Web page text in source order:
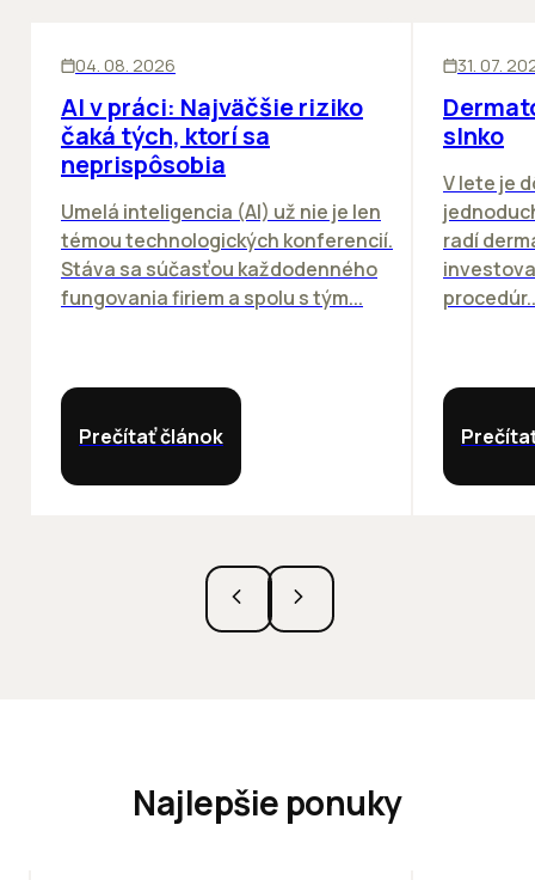
04. 08. 2026
AI v práci: Najväčšie riziko
čaká tých, ktorí sa
neprispôsobia
Umelá inteligencia (AI) už nie je len
témou technologických konferencií.
Stáva sa súčasťou každodenného
fungovania firiem a spolu s tým...
Prečítať článok
31. 07.
slnko
V lete je
radí
Najlepšie ponuky